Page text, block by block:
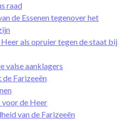
raad
de Essenen tegenover het
als opruier tegen de staat bij
valse aanklagers
Farizeeën
voor de Heer
van de Farizeeën